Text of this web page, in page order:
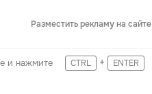
Разместить рекламу на сайте
и нажмите CTRL + ENTER